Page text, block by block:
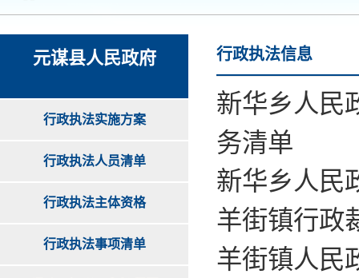
元谋县人民政府
行政执法实施方案
行政执法人员清单
行政执法主体资格
行政执法事项清单
行政执法信息
新华乡人民
务清单
新华乡人民
羊街镇行政
羊街镇人民